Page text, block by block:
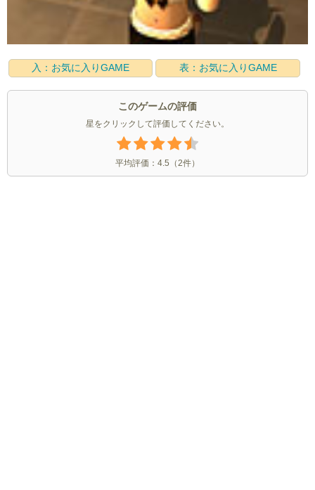
入：お気に入りGAME 表：お気に入りGAME
このゲームの評価
星をクリックして評価してください。
平均評価： 4.5 （2件）